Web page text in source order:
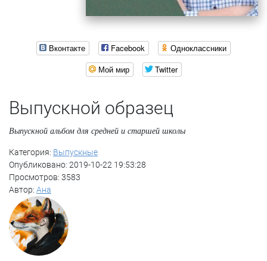
Вконтакте Facebook
Одноклассники
Мой мир
Twitter
Выпускной образец
Выпускной альбом для средней и старшей школы
Категория: Выпускные
Опубликовано: 2019-10-22 19:53:28
Просмотров: 3583
Автор: Ана